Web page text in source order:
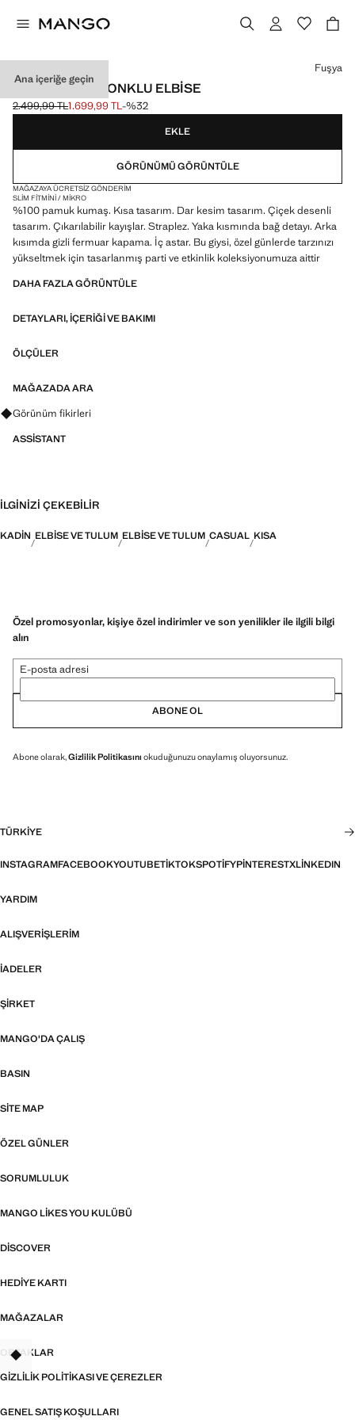
Ana içeriğe geçin
ÇIÇEKLI VE FIYONKLU ELBISE
Üstü çizili ilk fiyat [2.499,99 TL ]
2.499,99 TL
Güncel fiyat [1.699,99 TL ]
1.699,99 TL-%32
Bir renk seçin
Fuşya
EKLE
GÖRÜNÜMÜ GÖRÜNTÜLE
MAĞAZAYA ÜCRETSIZ GÖNDERIM
SLIM FITMINI / MIKRO
%100 pamuk kumaş. Kısa tasarım. Dar kesim tasarım. Çiçek desenli
tasarım. Çıkarılabilir kayışlar. Straplez. Yaka kısmında bağ detayı. Arka
kısımda gizli fermuar kapama. İç astar. Bu giysi, özel günlerde tarzınızı
yükseltmek için tasarlanmış parti ve etkinlik koleksiyonumuza aittir
DAHA FAZLA GÖRÜNTÜLE
DETAYLARI, IÇERIĞI VE BAKIMI
ÖLÇÜLER
MAĞAZADA ARA
Görünümler, ürünler ve trendler hakkında sorular sorun
Görünüm fikirleri
ASSISTANT
İLGINIZI ÇEKEBILIR
KADIN ELBISE VE TULUM ELBISE VE TULUM CASUAL KISA
Özel promosyonlar, kişiye özel indirimler ve son yenilikler ile ilgili bilgi
alın
E-posta adresi
ABONE OL
Abone olarak,Gizlilik Politikasını okuduğunuzu onaylamış oluyorsunuz.
TÜRKIYE
INSTAGRAMFACEBOOKYOUTUBETIKTOKSPOTIFYPINTERESTXLINKEDIN
YARDIM
ALIŞVERIŞLERIM
İADELER
ŞIRKET
MANGO'DA ÇALIŞ
BASIN
SITE MAP
ÖZEL GÜNLER
SORUMLULUK
MANGO LIKES YOU KULÜBÜ
DISCOVER
HEDIYE KARTI
MAĞAZALAR
ORTAKLAR
GIZLILIK POLITIKASI VE ÇEREZLER
GENEL SATIŞ KOŞULLARI